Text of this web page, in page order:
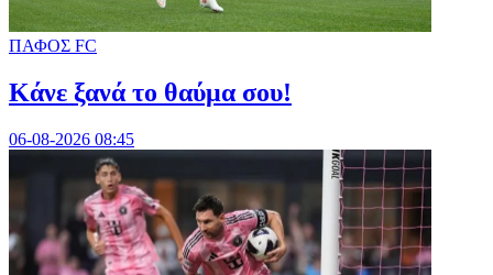
ΠΑΦΟΣ FC
Κάνε ξανά το θαύμα σου!
06-08-2026 08:45